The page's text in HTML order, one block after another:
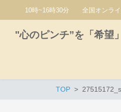
10時~16時30分 全国オンラ
"心のピンチ”を「希望
TOP 27515172_s